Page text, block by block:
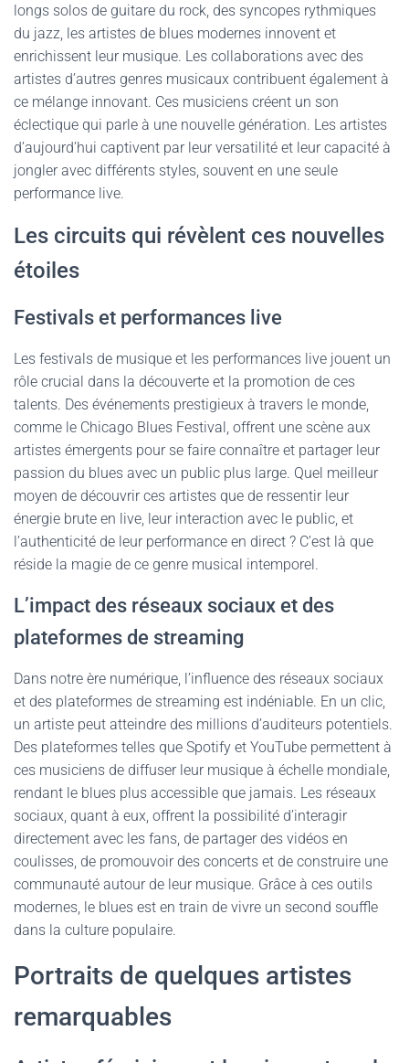
longs solos de guitare du rock, des syncopes rythmiques
du jazz, les artistes de blues modernes innovent et
enrichissent leur musique. Les collaborations avec des
artistes d’autres genres musicaux contribuent également à
ce mélange innovant. Ces musiciens créent un son
éclectique qui parle à une nouvelle génération. Les artistes
d’aujourd’hui captivent par leur versatilité et leur capacité à
jongler avec différents styles, souvent en une seule
performance live.
Les circuits qui révèlent ces nouvelles
étoiles
Festivals et performances live
Les festivals de musique et les performances live jouent un
rôle crucial dans la découverte et la promotion de ces
talents. Des événements prestigieux à travers le monde,
comme le Chicago Blues Festival, offrent une scène aux
artistes émergents pour se faire connaître et partager leur
passion du blues avec un public plus large. Quel meilleur
moyen de découvrir ces artistes que de ressentir leur
énergie brute en live, leur interaction avec le public, et
l’authenticité de leur performance en direct ? C’est là que
réside la magie de ce genre musical intemporel.
L’impact des réseaux sociaux et des
plateformes de streaming
Dans notre ère numérique, l’influence des réseaux sociaux
et des plateformes de streaming est indéniable. En un clic,
un artiste peut atteindre des millions d’auditeurs potentiels.
Des plateformes telles que Spotify et YouTube permettent à
ces musiciens de diffuser leur musique à échelle mondiale,
rendant le blues plus accessible que jamais. Les réseaux
sociaux, quant à eux, offrent la possibilité d’interagir
directement avec les fans, de partager des vidéos en
coulisses, de promouvoir des concerts et de construire une
communauté autour de leur musique. Grâce à ces outils
modernes, le blues est en train de vivre un second souffle
dans la culture populaire.
Portraits de quelques artistes
remarquables